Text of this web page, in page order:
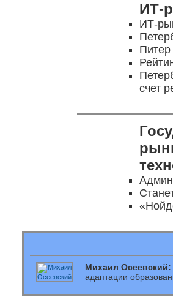
ИТ-
ИТ-
счет
Михаил Осеевский:
адаптации